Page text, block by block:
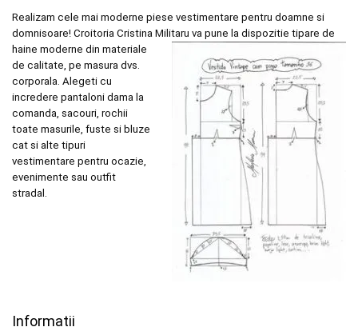
Realizam cele mai moderne piese vestimentare pentru doamne si
domnisoare! Croitoria Cristina Militaru va pune la dispozitie tipare de
haine moderne din materiale
de calitate, pe masura dvs.
corporala. Alegeti cu
incredere pantaloni dama la
comanda, sacouri, rochii
toate masurile, fuste si bluze
cat si alte tipuri
vestimentare pentru ocazie,
evenimente sau outfit
stradal.
Informatii